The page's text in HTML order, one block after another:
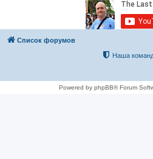
Список форумов
Наша
Powered by phpBB® Forum